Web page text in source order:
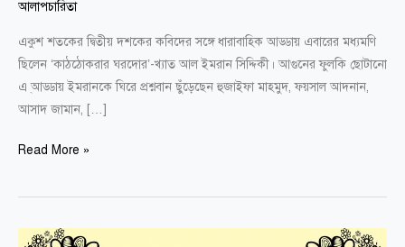
আলাপচারিতা
একুশ শতকের দ্বিতীয় দশকের কবিদের সঙ্গে ধারাবাহিক আড্ডায় এবারের মধ্যমণি
ছিলেন ‘কাঠঠোকরার ঘরদোর’-খ্যাত আল ইমরান সিদ্দিকী। আগুনের ফুলকি ছোটানো
এ ্আড্ডায় ইমরানকে ঘিরে প্রশ্নবান ছুঁড়েছেন হুজাইফা মাহমুদ, ফয়সাল আদনান,
আসাদ জামান, […]
আল
সিদ্দিকী
Read More »
দ্বিতীয়র